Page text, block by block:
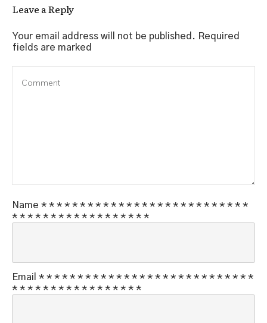
Leave a Reply
Your email address will not be published. Required
fields are marked
Name * * * * * * * * * * * * * * * * * * * * * * * * * * *
* * * * * * * * * * * * * * * * * *
Email * * * * * * * * * * * * * * * * * * * * * * * * * * * *
* * * * * * * * * * * * * * * * *